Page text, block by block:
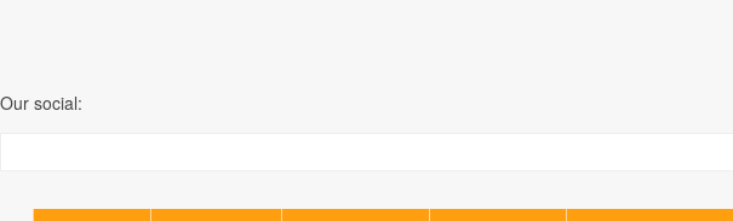
Our social: